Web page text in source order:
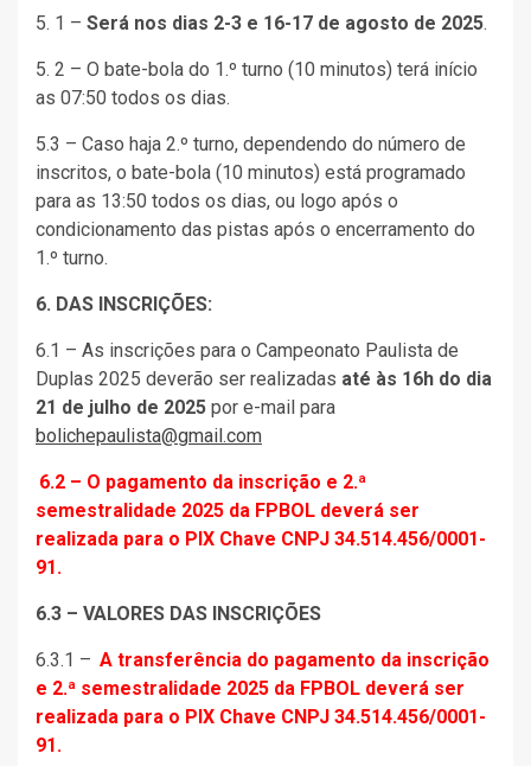
5. 1 – Será nos dias 2-3 e 16-17 de agosto de 2025.
5. 2 – O bate-bola do 1.º turno (10 minutos) terá início
as 07:50 todos os dias.
5.3 – Caso haja 2.º turno, dependendo do número de
inscritos, o bate-bola (10 minutos) está programado
para as 13:50 todos os dias, ou logo após o
condicionamento das pistas após o encerramento do
1.º turno.
6. DAS INSCRIÇÕES:
6.1 – As inscrições para o Campeonato Paulista de
Duplas 2025 deverão ser realizadas até às 16h do dia
21 de julho de 2025 por e-mail para
bolichepaulista@gmail.com
6.2 – O pagamento da inscrição e 2.ª
semestralidade 2025 da FPBOL deverá ser
realizada para o PIX Chave CNPJ 34.514.456/0001-
91.
6.3 – VALORES DAS INSCRIÇÕES
6.3.1 – A transferência do pagamento da inscrição
e 2.ª semestralidade 2025 da FPBOL deverá ser
realizada para o PIX Chave CNPJ 34.514.456/0001-
91.